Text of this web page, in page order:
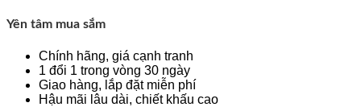
Yên tâm mua sắm
Chính hãng, giá cạnh tranh
1 đổi 1 trong vòng 30 ngày
Giao hàng, lắp đặt miễn phí
Hậu mãi lâu dài, chiết khấu cao